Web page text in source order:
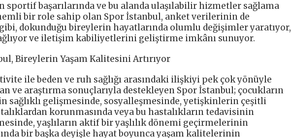
sportif başarılarında ve bu alanda ulaşılabilir hizmetler sağlama
bir role sahip olan Spor İstanbul, anket verilerinin de
dokunduğu bireylerin hayatlarında olumlu değişimler yaratıyor,
ve iletişim kabiliyetlerini geliştirme imkânı sunuyor.
Bireylerin Yaşam Kalitesini Artırıyor
ile beden ve ruh sağlığı arasındaki ilişkiyi pek çok yönüyl​e
ve araştırma sonuçlarıyla destekleyen Spor İstanbul; çocukları​n
sağlıklı gelişmesinde, sosyalleşmesinde, yetişkinlerin çeşitli
korunmasında veya bu hastalıkların tedavisinin
yaşlıların aktif bir yaşlılık dönemi geçirmelerinin
bir başka deyişle hayat boyunca yaşam kalitelerinin